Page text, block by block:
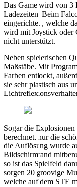
Das Game wird von 3
Ladezeiten. Beim
eingerichtet , welche
wird mit Joystick oder
nicht unterstützt.
Neben spielerischen
Maßstäbe. Mit
Farben entlockt,
sie sehr plastisch aus
Sogar die
berechnet, nur die
die Auflösung wurde
Bildschirmrand
so ist das Spielfeld
sorgen 20 groovige
welche auf dem STE